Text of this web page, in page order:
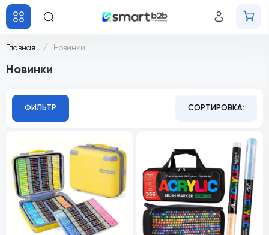
Главная Новинки
Новинки
ФИЛЬТР СОРТИРОВКА: